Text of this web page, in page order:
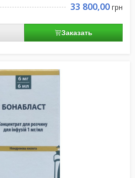
33 800,00 грн
Заказать